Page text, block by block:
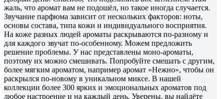
жаль, что аромат вам не подошёл, но такое иногда случается.
Звучание парфюма зависит от нескольких факторов: ноты,
основы состава, типа кожи и индивидуального восприятия.
На коже разных людей ароматы раскрываются по-разному и
для каждого звучат по-особенному. Можем предложить
решение проблемы. У нас представлены моно-ароматы,
поэтому их можно смешивать. Попробуйте смешать с другим,
более мягким ароматом, например аромат «Нежно», чтобы он
раскрылся по-новому в уникальном миксе. В нашей
коллекции более 300 ярких и эмоциональных ароматов под
любое настроение и на каждый день. Уверены, вы найдёте